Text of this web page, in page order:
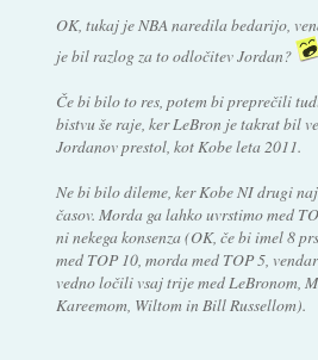
OK, tukaj je NBA naredila bedarijo,
je bil razlog za to odločitev Jordan?
Če bi bilo to res, potem bi preprečili
bistvu še raje, ker LeBron je takrat bil
Jordanov prestol, kot Kobe leta 2011.
Ne bi bilo dileme, ker Kobe NI drugi
časov. Morda ga lahko uvrstimo med
ni nekega konsenza (OK, če bi imel 8
med TOP 10, morda med TOP 5,
vedno ločili vsaj trije med LeBronom,
Kareemom, Wiltom in Bill Russellom).